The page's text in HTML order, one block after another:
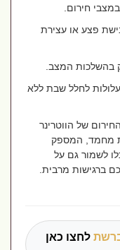
חירום.
פצע או עצירת
המצב.
לחלל שבת ללא
של הווטרינר
מחמד, המספק
גם על
מרבית.
לחצו כאן